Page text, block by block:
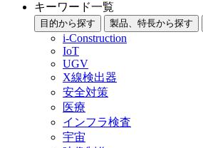
キーワード一覧
目的から探す 製品、特長から探す
i-Construction
IoT
UGV
X線検出器
安全対策
医療
インフラ検査
宇宙